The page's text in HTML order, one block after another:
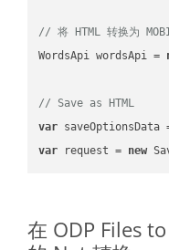
// 将 HTML 转换为
WordsApi wordsApi =
// Save as HTML
var saveOptionsData
var request = new
在 ODP Files